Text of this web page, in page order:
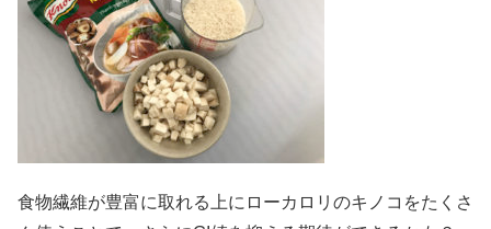
食物繊維が豊富に取れる上にローカロリのキノコをたくさ